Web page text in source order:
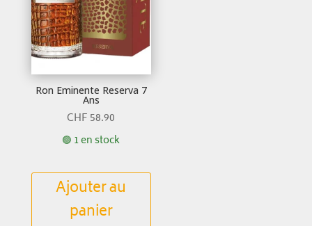
Ron Eminente Reserva 7
Ans
CHF 58.90
🟢 1 en stock
Ajouter au
panier